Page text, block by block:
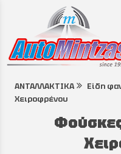
ΑΝΤΑΛΛΑΚΤΙΚΑ Είδη
Χειροφρένου